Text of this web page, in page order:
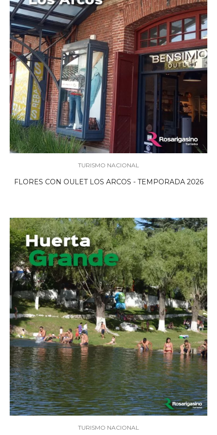
TURISMO NACIONAL
FLORES CON OULET LOS ARCOS - TEMPORADA 2026
TURISMO NACIONAL